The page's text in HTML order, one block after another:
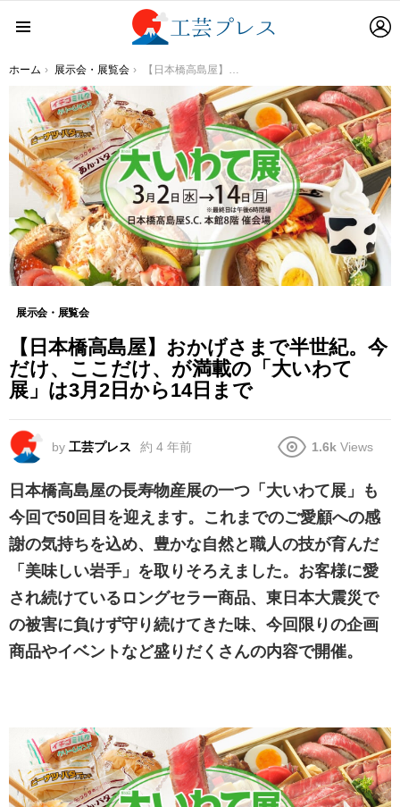
You are here:
ホーム 展示会・展覧会 【日本橋高島屋】おかげさまで半世紀。今だけ、ここだけ、が満載の「大いわて展」は3月2日から14日まで
展示会・展覧会
【日本橋高島屋】おかげさまで半世紀。今
だけ、ここだけ、が満載の「大いわて
展」は3月2日から14日まで
by 工芸プレス 約 4 年前 1.6k Views
日本橋高島屋の長寿物産展の一つ「大いわて展」も
今回で50回目を迎えます。これまでのご愛顧への感
謝の気持ちを込め、豊かな自然と職人の技が育んだ
「美味しい岩手」を取りそろえました。お客様に愛
され続けているロングセラー商品、東日本大震災で
の被害に負けず守り続けてきた味、今回限りの企画
商品やイベントなど盛りだくさんの内容で開催。